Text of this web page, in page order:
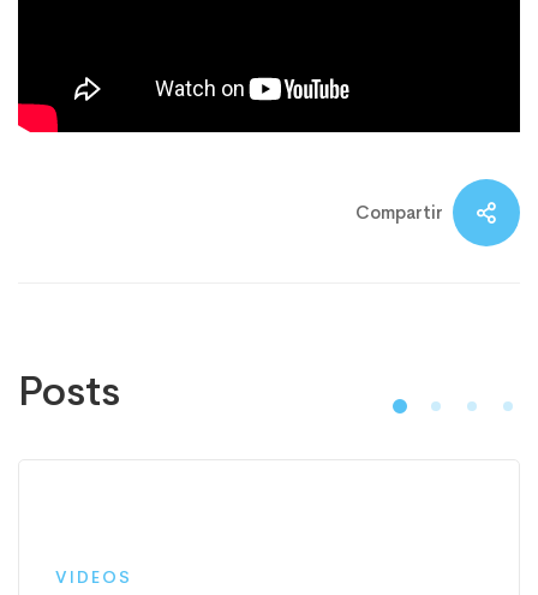
Compartir
Posts
VIDEOS